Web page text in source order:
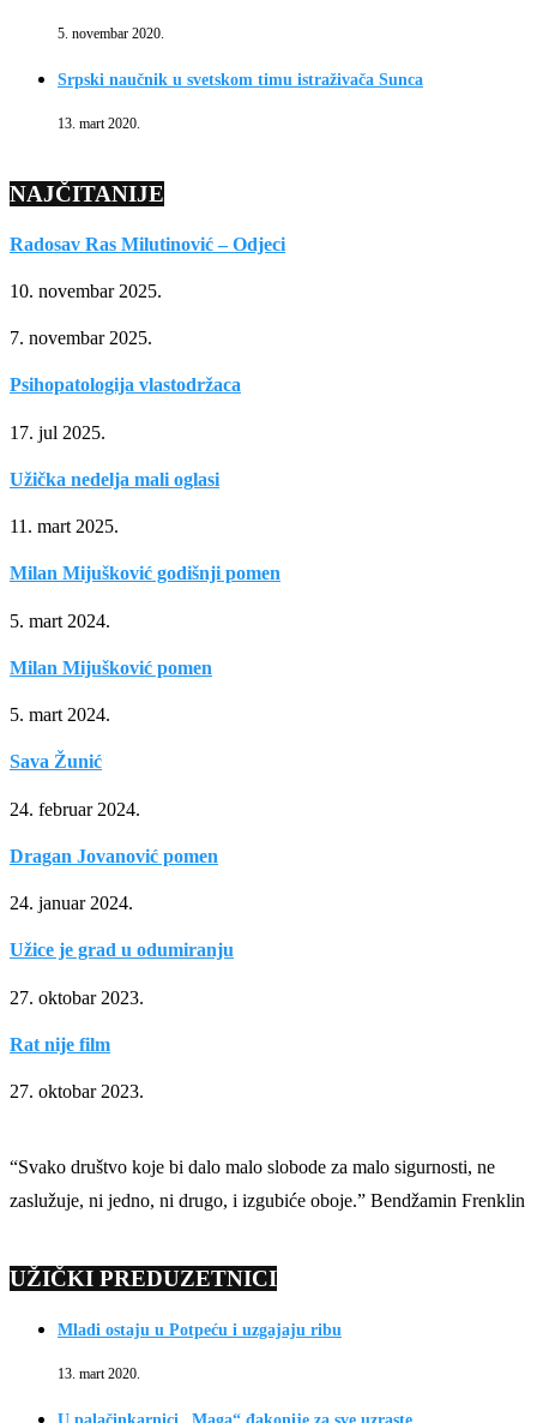
5. novembar 2020.
Srpski naučnik u svetskom timu istraživača Sunca
13. mart 2020.
NAJČITANIJE
Radosav Ras Milutinović – Odjeci
10. novembar 2025.
7. novembar 2025.
Psihopatologija vlastodržaca
17. jul 2025.
Užička nedelja mali oglasi
11. mart 2025.
Milan Mijušković godišnji pomen
5. mart 2024.
Milan Mijušković pomen
5. mart 2024.
Sava Žunić
24. februar 2024.
Dragan Jovanović pomen
24. januar 2024.
Užice je grad u odumiranju
27. oktobar 2023.
Rat nije film
27. oktobar 2023.
“Svako društvo koje bi dalo malo slobode za malo sigurnosti, ne
zaslužuje, ni jedno, ni drugo, i izgubiće oboje.” Bendžamin Frenklin
UŽIČKI PREDUZETNICI
Mladi ostaju u Potpeću i uzgajaju ribu
13. mart 2020.